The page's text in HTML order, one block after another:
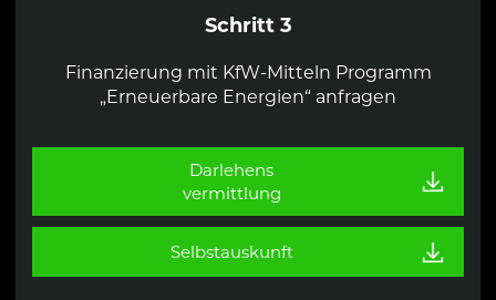
Schritt 3
Finanzierung mit KfW-Mitteln Programm
„Erneuerbare Energien“ anfragen
Darlehens
vermittlung
Selbstauskunft